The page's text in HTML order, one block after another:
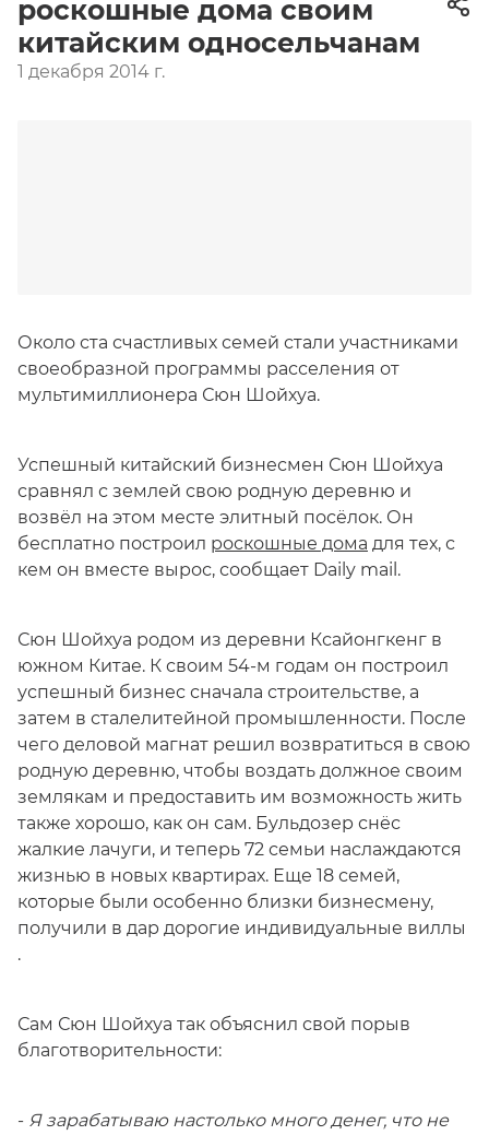
роскошные дома своим
китайским односельчанам
1 декабря 2014 г.
Около ста счастливых семей стали участниками
своеобразной программы расселения от
мультимиллионера Сюн Шойхуа.
Успешный китайский бизнесмен Сюн Шойхуа
сравнял с землей свою родную деревню и
возвёл на этом месте элитный посёлок. Он
бесплатно построил роскошные дома для тех, с
кем он вместе вырос, сообщает Daily mail.
Сюн Шойхуа родом из деревни Ксайонгкенг в
южном Китае. К своим 54-м годам он построил
успешный бизнес сначала строительстве, а
затем в сталелитейной промышленности. После
чего деловой магнат решил возвратиться в свою
родную деревню, чтобы воздать должное своим
землякам и предоставить им возможность жить
также хорошо, как он сам. Бульдозер снёс
жалкие лачуги, и теперь 72 семьи наслаждаются
жизнью в новых квартирах. Еще 18 семей,
которые были особенно близки бизнесмену,
получили в дар дорогие индивидуальные виллы
.
Сам Сюн Шойхуа так объяснил свой порыв
благотворительности:
- Я зарабатываю настолько много денег, что не